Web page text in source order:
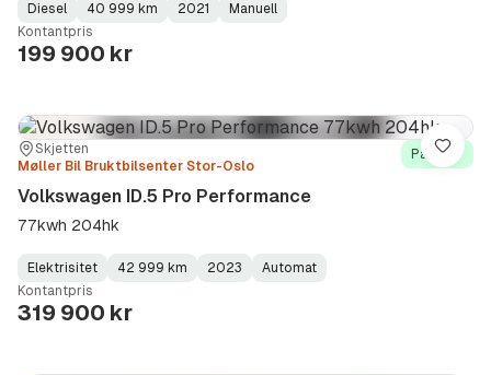
Fuel
Type:
Diesel
Kilometerstand:
40 999 km
Model
Year:
2021
Gearbox
Type:
Manuell
Kontantpris
199 900 kr
Sted:
Skjetten
Forhandler:
Møller Bil Bruktbilsenter Stor-Oslo
På lager
Volkswagen ID.5 Pro Performance
77kwh 204hk
Fuel
Type:
Elektrisitet
Kilometerstand:
42 999 km
Model
Year:
2023
Gearbox
Type:
Automat
Kontantpris
319 900 kr
Lagre